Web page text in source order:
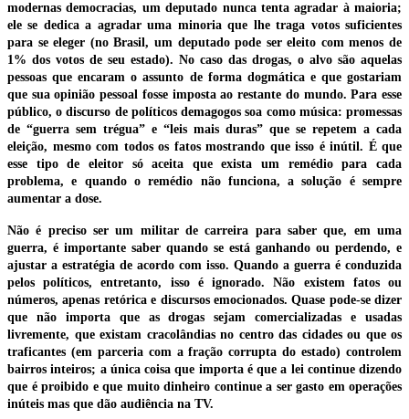
modernas democracias, um deputado nunca tenta agradar à maioria;
ele se dedica a agradar uma minoria que lhe traga votos suficientes
para se eleger (no Brasil, um deputado pode ser eleito com menos de
1% dos votos de seu estado). No caso das drogas, o alvo são aquelas
pessoas que encaram o assunto de forma dogmática e que gostariam
que sua opinião pessoal fosse imposta ao restante do mundo. Para esse
público, o discurso de políticos demagogos soa como música: promessas
de “guerra sem trégua” e “leis mais duras” que se repetem a cada
eleição, mesmo com todos os fatos mostrando que isso é inútil. É que
esse tipo de eleitor só aceita que exista um remédio para cada
problema, e quando o remédio não funciona, a solução é sempre
aumentar a dose.
Não é preciso ser um militar de carreira para saber que, em uma
guerra, é importante saber quando se está ganhando ou perdendo, e
ajustar a estratégia de acordo com isso. Quando a guerra é conduzida
pelos políticos, entretanto, isso é ignorado. Não existem fatos ou
números, apenas retórica e discursos emocionados. Quase pode-se dizer
que não importa que as drogas sejam comercializadas e usadas
livremente, que existam cracolândias no centro das cidades ou que os
traficantes (em parceria com a fração corrupta do estado) controlem
bairros inteiros; a única coisa que importa é que a lei continue dizendo
que é proibido e que muito dinheiro continue a ser gasto em operações
inúteis mas que dão audiência na TV.